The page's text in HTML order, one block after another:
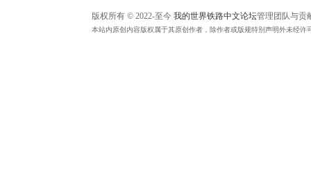
版权所有 © 2022-至今 我的世界铁路中文论坛管理团队与贡
本站内原创内容版权属于其原创作者，除作者或版规特别声明外未经许